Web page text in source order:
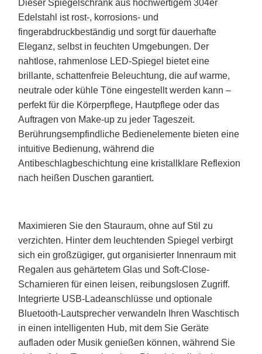
Dieser Spiegelschrank aus hochwertigem 304er
Edelstahl ist rost-, korrosions- und
fingerabdruckbeständig und sorgt für dauerhafte
Eleganz, selbst in feuchten Umgebungen. Der
nahtlose, rahmenlose LED-Spiegel bietet eine
brillante, schattenfreie Beleuchtung, die auf warme,
neutrale oder kühle Töne eingestellt werden kann –
perfekt für die Körperpflege, Hautpflege oder das
Auftragen von Make-up zu jeder Tageszeit.
Berührungsempfindliche Bedienelemente bieten eine
intuitive Bedienung, während die
Antibeschlagbeschichtung eine kristallklare Reflexion
nach heißen Duschen garantiert.
Maximieren Sie den Stauraum, ohne auf Stil zu
verzichten. Hinter dem leuchtenden Spiegel verbirgt
sich ein großzügiger, gut organisierter Innenraum mit
Regalen aus gehärtetem Glas und Soft-Close-
Scharnieren für einen leisen, reibungslosen Zugriff.
Integrierte USB-Ladeanschlüsse und optionale
Bluetooth-Lautsprecher verwandeln Ihren Waschtisch
in einen intelligenten Hub, mit dem Sie Geräte
aufladen oder Musik genießen können, während Sie